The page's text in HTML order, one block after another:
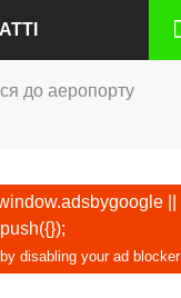
до аеропорту
||